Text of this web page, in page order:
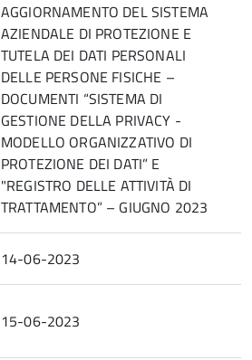
AGGIORNAMENTO DEL SISTEMA
AZIENDALE DI PROTEZIONE E
TUTELA DEI DATI PERSONALI
DELLE PERSONE FISICHE –
DOCUMENTI “SISTEMA DI
GESTIONE DELLA PRIVACY -
MODELLO ORGANIZZATIVO DI
PROTEZIONE DEI DATI” E
"REGISTRO DELLE ATTIVITÀ DI
TRATTAMENTO” – GIUGNO 2023
14-06-2023
15-06-2023